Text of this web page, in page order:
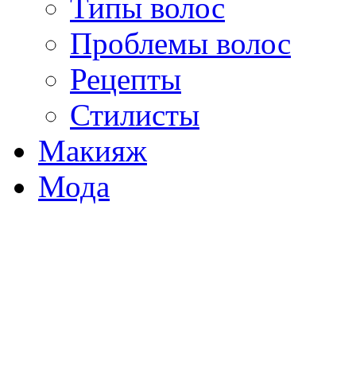
Типы волос
Проблемы волос
Рецепты
Стилисты
Макияж
Мода